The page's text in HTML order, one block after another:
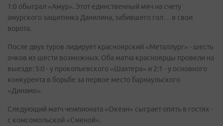
1:0 обыграл «Амур». Этот единственный мяч на счету
амурского защитника Данилина, забившего гол… в свои
ворота.
После двух туров лидирует красноярский «Металлург» - шесть
очков из шести возможных. Оба матча красноярцы провели на
выезде: 5:0 - у прокопьевского «Шахтера» и 2:1 - у основного
конкурента в борьбе за первое место барнаульского
«Динамо».
Следующий матч чемпионата «Океан» сыграет опять в гостях -
с комсомольской «Сменой».